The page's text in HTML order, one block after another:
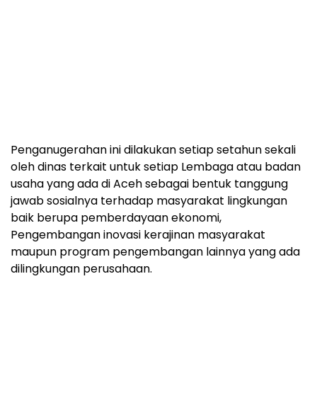
Penganugerahan ini dilakukan setiap setahun sekali
oleh dinas terkait untuk setiap Lembaga atau badan
usaha yang ada di Aceh sebagai bentuk tanggung
jawab sosialnya terhadap masyarakat lingkungan
baik berupa pemberdayaan ekonomi,
Pengembangan inovasi kerajinan masyarakat
maupun program pengembangan lainnya yang ada
dilingkungan perusahaan.